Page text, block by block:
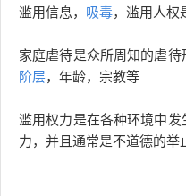
滥用信息， 吸毒，滥用人权
家庭虐待是众所周知的虐
阶层，年龄，宗教等
滥用权力是在各种环境中
力，并且通常是不道德的举